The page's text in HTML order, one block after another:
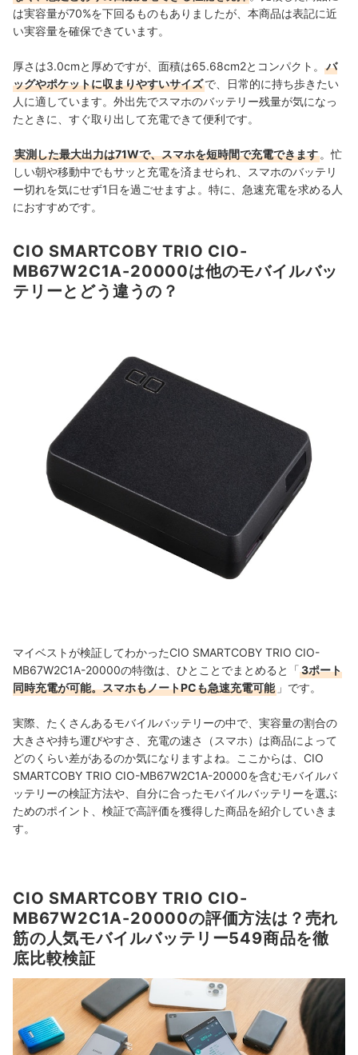
は実容量が70%を下回るものもありましたが、本商品は表記に近
い実容量を確保できています。
厚さは3.0cmと厚めですが、面積は65.68cm2とコンパクト。
バ
ッグやポケットに収まりやすいサイズで、日常的に持ち歩きたい
人に適しています。外出先でスマホのバッテリー残量が気になっ
たときに、すぐ取り出して充電できて便利です。
実測した最大出力は71Wで、スマホを短時間で充電できます 。忙
しい朝や移動中でもサッと充電を済ませられ、スマホのバッテリ
ー切れを気にせず1日を過ごせますよ。特に、急速充電を求める人
におすすめです。
CIO SMARTCOBY TRIO CIO-
MB67W2C1A-20000は他のモバイルバッ
テリーとどう違うの？
マイベストが検証してわかったCIO SMARTCOBY TRIO CIO-
MB67W2C1A-20000の特徴は、ひとことでまとめると「3ポート
同時充電が可能。スマホもノートPCも急速充電可能 」です。
実際、たくさんあるモバイルバッテリーの中で、実容量の割合の
大きさや持ち運びやすさ、充電の速さ（スマホ）は商品によって
どのくらい差があるのか気になりますよね。ここからは、CIO
SMARTCOBY TRIO CIO-MB67W2C1A-20000を含むモバイルバ
ッテリーの検証方法や、自分に合ったモバイルバッテリーを選ぶ
ためのポイント、検証で高評価を獲得した商品を紹介していきま
す。
CIO SMARTCOBY TRIO CIO-
MB67W2C1A-20000の評価方法は？売れ
筋の人気モバイルバッテリー549商品を徹
底比較検証